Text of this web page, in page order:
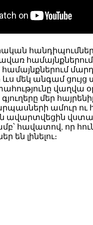
համայնքներում
ևս մեկ անգամ
վաղվա
մեր
ամուր
ավարտվեցին
հավատով, որ
են լինելու։